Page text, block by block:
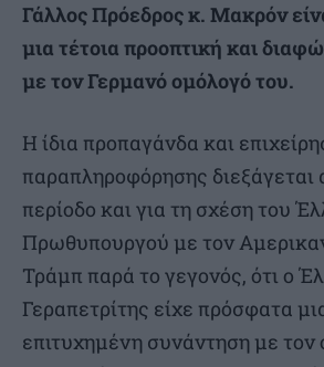
Γάλλος Πρόεδρος κ. Μακρόν
μια τέτοια προοπτική και
με τον Γερμανό ομόλογό του.
Η ίδια προπαγάνδα και
παραπληροφόρησης διεξάγεται
περίοδο και για τη σχέση του
Πρωθυπουργού με τον
Τράμπ παρά το γεγονός, ότι ο
Γεραπετρίτης είχε πρόσφατα
επιτυχημένη συνάντηση με τον